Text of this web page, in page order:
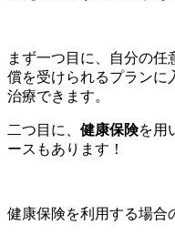
まず一つ目に、自分の
償を受けられるプランに
治療できます。
二つ目に、 健康保険を用
ースもあります！
健康保険を利用する場合